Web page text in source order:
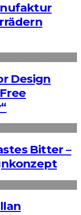
Design
Bitter –